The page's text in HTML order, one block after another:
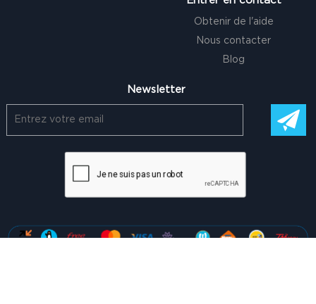
Obtenir de l'aide
Nous contacter
Blog
Newsletter